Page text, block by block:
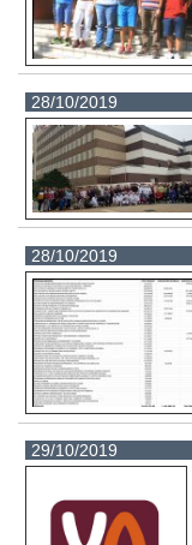
28/10/2019
28/10/2019
29/10/2019